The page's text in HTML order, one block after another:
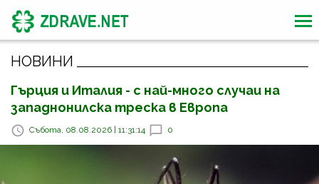
НОВИНИ
Гърция и Италия - с най-много случаи на
западнонилска треска в Европа
Събота, 08.08.2026 | 11:31:14 0